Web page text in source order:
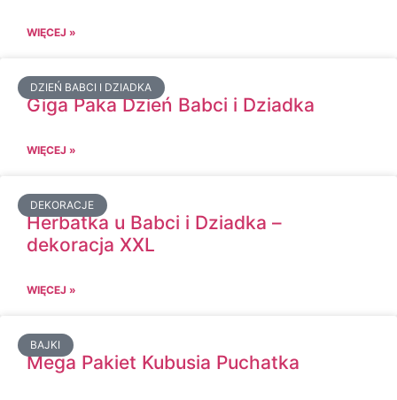
WIĘCEJ »
DZIEŃ BABCI I DZIADKA
Giga Paka Dzień Babci i Dziadka
WIĘCEJ »
DEKORACJE
Herbatka u Babci i Dziadka –
dekoracja XXL
WIĘCEJ »
BAJKI
Mega Pakiet Kubusia Puchatka